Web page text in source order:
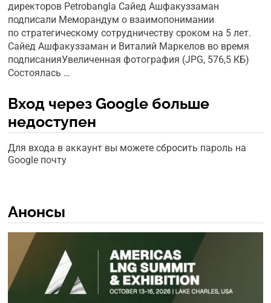
директоров Petrobangla Сайед Ашфакуззаман
подписали Меморандум о взаимопонимании
по стратегическому сотрудничеству сроком на 5 лет.
Сайед Ашфакуззаман и Виталий Маркелов во время
подписанияУвеличенная фотография (JPG, 576,5 КБ)
Состоялась …
Вход через Google больше
недоступен
Для входа в аккаунт вы можете сбросить пароль на
Google почту
Анонсы